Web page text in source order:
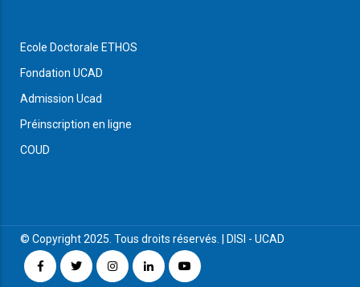
Ecole Doctorale ETHOS
Fondation UCAD
Admission Ucad
Préinscription en ligne
COUD
© Copyright 2025. Tous droits réservés. | DISI - UCAD